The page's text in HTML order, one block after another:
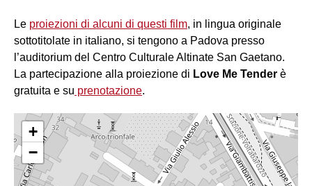
Le proiezioni di alcuni di questi film, in lingua originale
sottotitolate in italiano, si tengono a Padova presso
l’auditorium del Centro Culturale Altinate San Gaetano.
La partecipazione alla proiezione di Love Me Tender è
gratuita e su prenotazione.
+
−